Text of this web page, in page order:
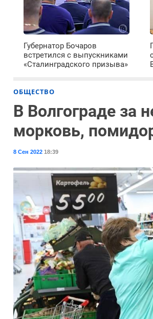
Губернатор Бочаров
встретился с выпускниками
«Сталинградского призыва»
ОБЩЕСТВО
В Волгограде за
морковь,
8 Сен 2022 18:39